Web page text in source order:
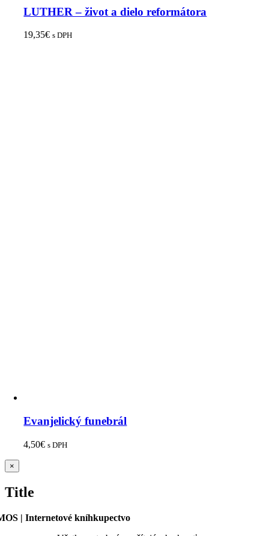
LUTHER – život a dielo reformátora
19,35€ s DPH
Evanjelický funebrál
4,50€ s DPH
Zatvoriť
rýchle
produktu
×
Title
| Internetové kníhkupectvo